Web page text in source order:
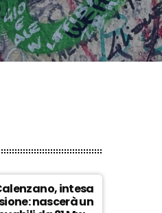
intesa
nascerà un